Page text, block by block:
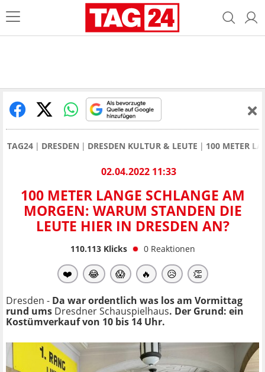
TAG24 DRESDEN DRESDEN KULTUR & LEUTE 100 METER
02.04.2022 11:33
100 METER LANGE SCHLANGE AM
MORGEN: WARUM STANDEN DIE
LEUTE HIER IN DRESDEN AN?
110.113Klicks 0 Reaktionen
❤️ 😂 😱 🔥 😥 👏
Dresden - Da war ordentlich was los am Vormittag
rund ums Dresdner Schauspielhaus. Der Grund: ein
Kostümverkauf von 10 bis 14 Uhr.